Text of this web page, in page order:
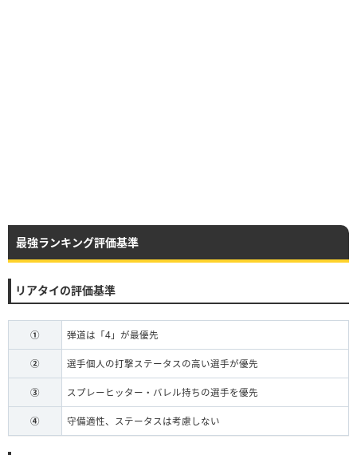
最強ランキング評価基準
リアタイの評価基準
① 弾道は「4」が最優先
② 選手個人の打撃ステータスの高い選手が優先
③ スプレーヒッター・バレル持ちの選手を優先
④ 守備適性、ステータスは考慮しない